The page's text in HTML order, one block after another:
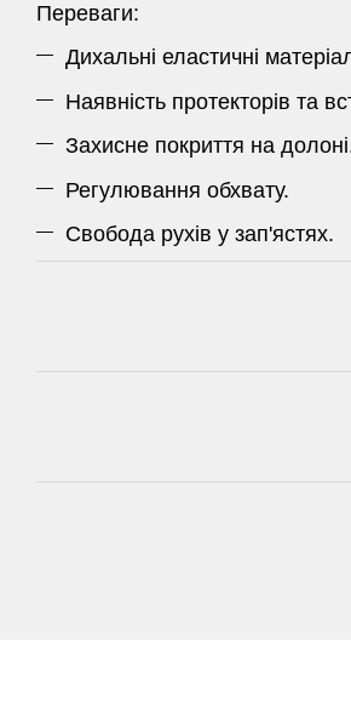
Переваги:
Дихальні еластичні
Наявність протекторів та
Захисне покриття на
Регулювання обхвату.
Свобода рухів у зап'ястях.